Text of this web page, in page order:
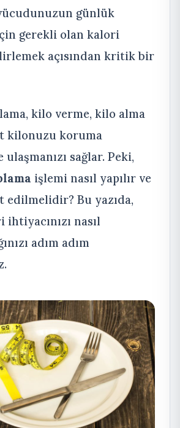
günlük
gerekli olan kalori
açısından kritik bir
kilo verme, kilo alma
kilonuzu koruma
sağlar. Peki,
işlemi nasıl yapılır ve
edilmelidir? Bu yazıda,
nasıl
adım adım